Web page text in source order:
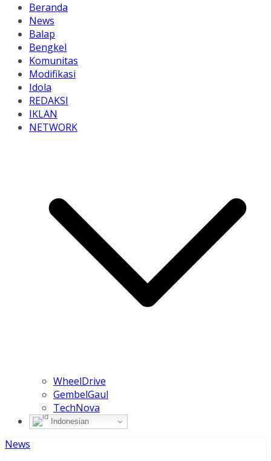
Beranda
News
Balap
Bengkel
Komunitas
Modifikasi
Idola
REDAKSI
IKLAN
NETWORK
WheelDrive
GembelGaul
TechNova
Indonesian
News